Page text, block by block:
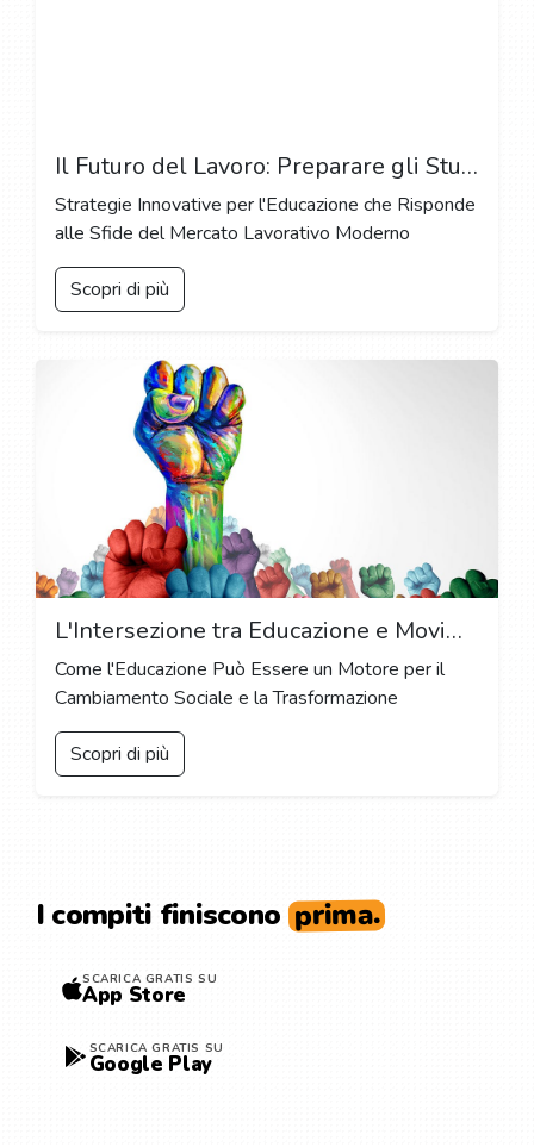
Il Futuro del Lavoro: Preparare gli Studenti per le Carriere del 21° Secolo
Strategie Innovative per l'Educazione che Risponde
alle Sfide del Mercato Lavorativo Moderno
Scopri di più
L'Intersezione tra Educazione e Movimenti di Giustizia Sociale: Promuovere l'Equità e l'Inclusione
Come l'Educazione Può Essere un Motore per il
Cambiamento Sociale e la Trasformazione
Scopri di più
I compiti finiscono prima.
SCARICA GRATIS SU
App Store
SCARICA GRATIS SU
Google Play